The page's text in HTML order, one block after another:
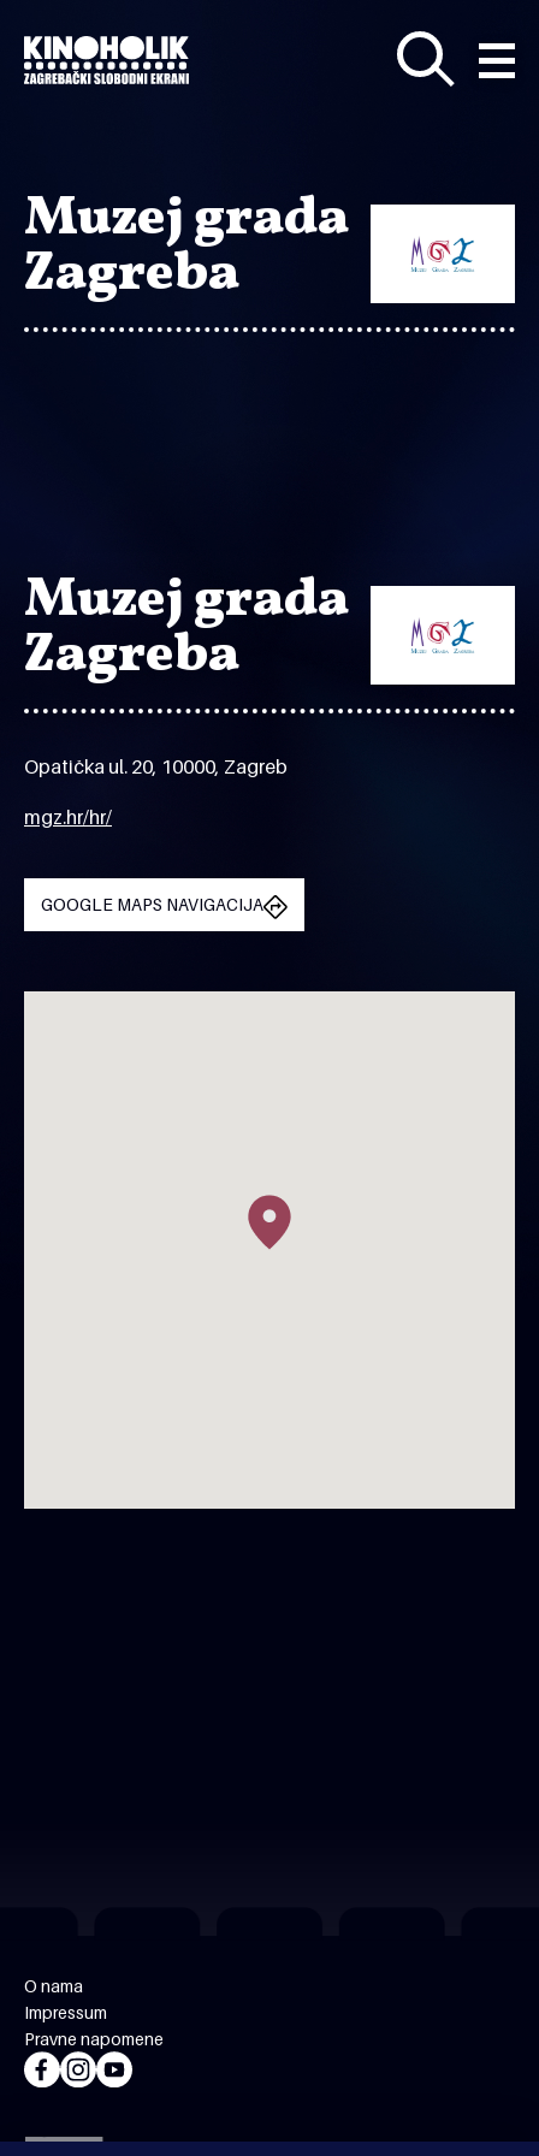
glavni
sadržaj
Muzej grada
Zagreba
Muzej grada
Zagreba
Opatička ul. 20, 10000, Zagreb
mgz.hr/hr/
GOOGLE MAPS NAVIGACIJA
O nama
Impressum
Pravne napomene